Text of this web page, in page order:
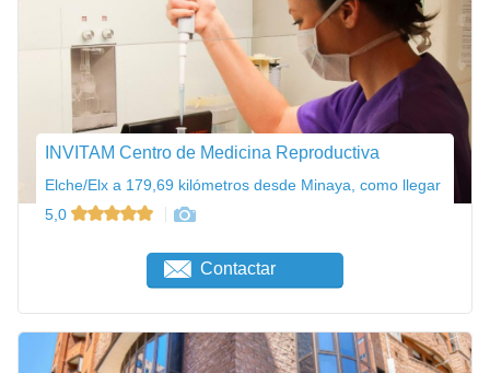
INVITAM Centro de Medicina Reproductiva
Elche/Elx a 179,69 kilómetros desde Minaya, como llegar
5,0
Contactar